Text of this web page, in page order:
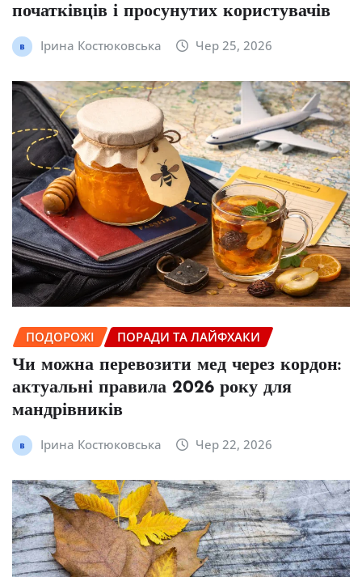
початківців і просунутих користувачів
Ірина Костюковська Чер 25, 2026
ПОДОРОЖІ ПОРАДИ ТА ЛАЙФХАКИ
Чи можна перевозити мед через кордон:
актуальні правила 2026 року для
мандрівників
Ірина Костюковська Чер 22, 2026